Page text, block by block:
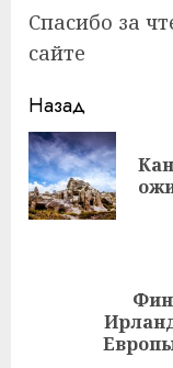
Спасибо за
сайте
чтение
Назад
Следующая